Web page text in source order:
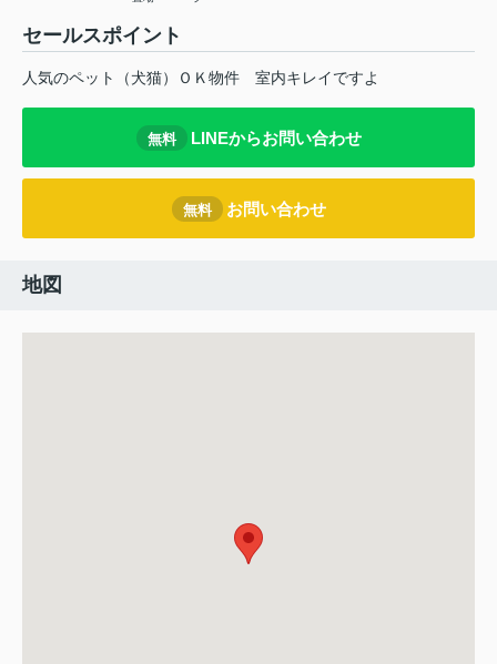
セールスポイント
人気のペット（犬猫）ＯＫ物件 室内キレイですよ
無料 LINEからお問い合わせ
無料 お問い合わせ
地図